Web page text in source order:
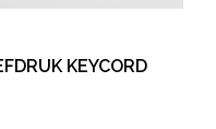
KEYCORD